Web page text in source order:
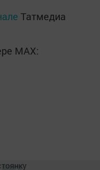
Татмедиа
MАХ: